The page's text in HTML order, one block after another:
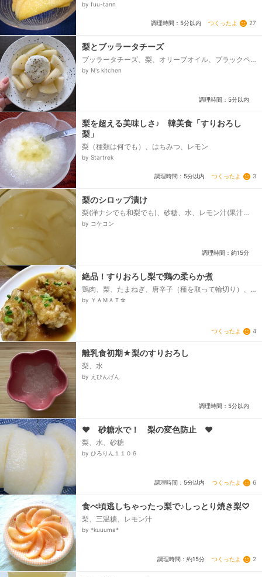
by fuu-tann
調理時間：5分以内 つくったよ 27
梨とブッラータチーズ
ブッラータチーズ、梨、オリーブオイル、ブラックペ
ッパー
by N's kitchen
調理時間：5分以内
梨を超える美味しさ♪ 韓美食「すりおろし
梨」
梨（種類は何でも）、はちみつ、レモン
by Startrek
調理時間：5分以内 つくったよ 3
梨のシロップ漬け
梨(洋ナシでも和梨でも)、砂糖、水、レモン汁(果汁
100％のものでもOK)
by コケコン
調理時間：約15分
絶品！すりおろし梨で鶏の柔らか煮
鶏肉、梨、たまねぎ、唐辛子（種を取って輪切り）、
しょうゆ、酢、酒、サラダ油、小ネギ（あれば）、ゆ
by ＹＡＭＡＴ☆
つくったよ 4
離乳食初期★梨のすりおろし
梨、水
by えびんげん
調理時間：5分以内
♥ 砂糖水で！ 梨の変色防止 ♥
梨、水、砂糖
by ひろりん１１０６
調理時間：5分以内 つくったよ 6
食べ頃逃しちゃったっ梨で♪しっとり焼き梨♡
梨、三温糖、レモン汁
by *kuuuma*
調理時間：約15分 つくったよ 2